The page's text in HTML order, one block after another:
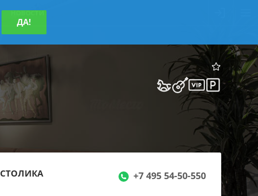
НОВОСТИ
+7 495 54-50-550
ДА!